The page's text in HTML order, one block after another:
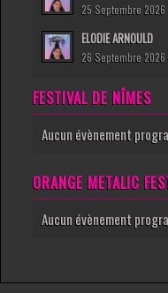
25 Septembre 2026
ELODIE ARNOULD
26 Septembre 2026
FESTIVAL DE NÎMES
Aucun évènement
ORANGE METALIC
Aucun évènement